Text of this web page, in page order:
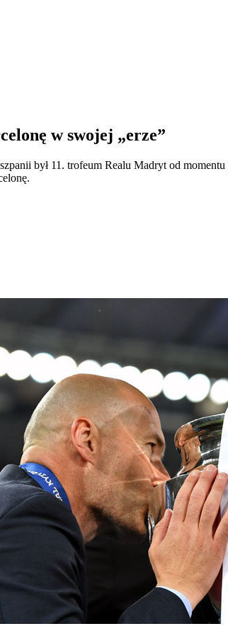
w swojej „erze”
był 11. trofeum Realu Madryt od